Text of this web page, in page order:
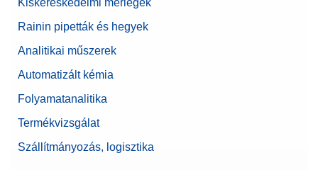
Rainin pipetták és hegyek
Analitikai műszerek
Automatizált kémia
Folyamatanalitika
Termékvizsgálat
Szállítmányozás, logisztika